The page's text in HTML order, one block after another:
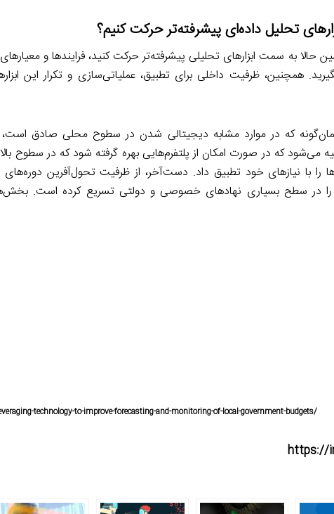
تحلیل داده‌ای پیشرفته‌تر حرکت کنیم؟
حالا به سمت ابزارهای تحلیلی پیشرفته‌تر حرکت کنید، فرایندها و
همچنین، ظرفیت داخلی برای تطبیق، عملیاتی‌سازی و تکرار این
همان‌گونه که در موارد مشابه دیجیتالی شدن در سطوح محلی صادق
می‌شود که در صورت امکان از پلتفرم‌هایی بهره گرفته شود که در سطوح
را در سطح بسیاری نهادهای خصوصی و دولتی تسریع کرده است.
technology-to-improve-forecasting-and-monitoring-of-local-government-budgets/